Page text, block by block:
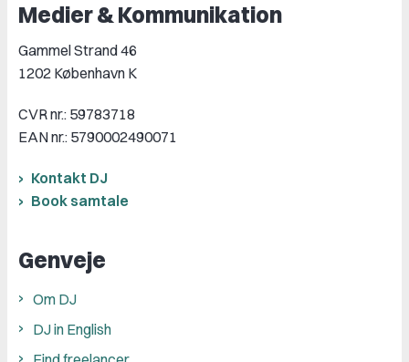
Medier & Kommunikation
Gammel Strand 46
1202 København K
CVR nr.: 59783718
EAN nr.: 5790002490071
Kontakt DJ
Book samtale
Genveje
Om DJ
DJ in English